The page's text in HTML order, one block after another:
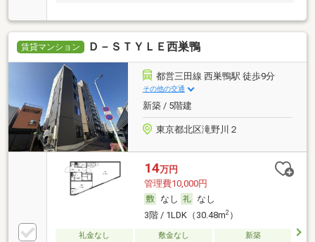
賃貸マンション Ｄ－ＳＴＹＬＥ西巣鴨
都営三田線 西巣鴨駅 徒歩9分
その他の交通
新築 / 5階建
東京都北区滝野川２
14万円
管理費10,000円
なし
なし
3階 / 1LDK（30.48m2）
礼金なし 敷金なし
新築